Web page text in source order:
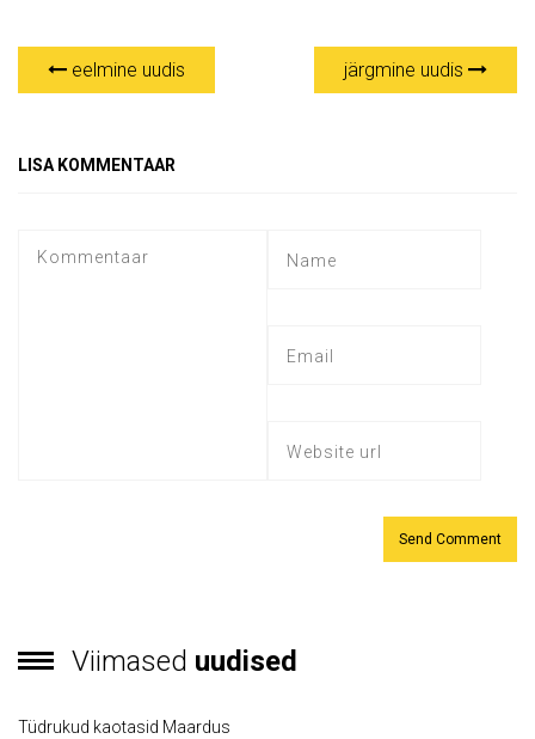
eelmine uudis järgmine uudis
LISA KOMMENTAAR
Viimased uudised
Tüdrukud kaotasid Maardus